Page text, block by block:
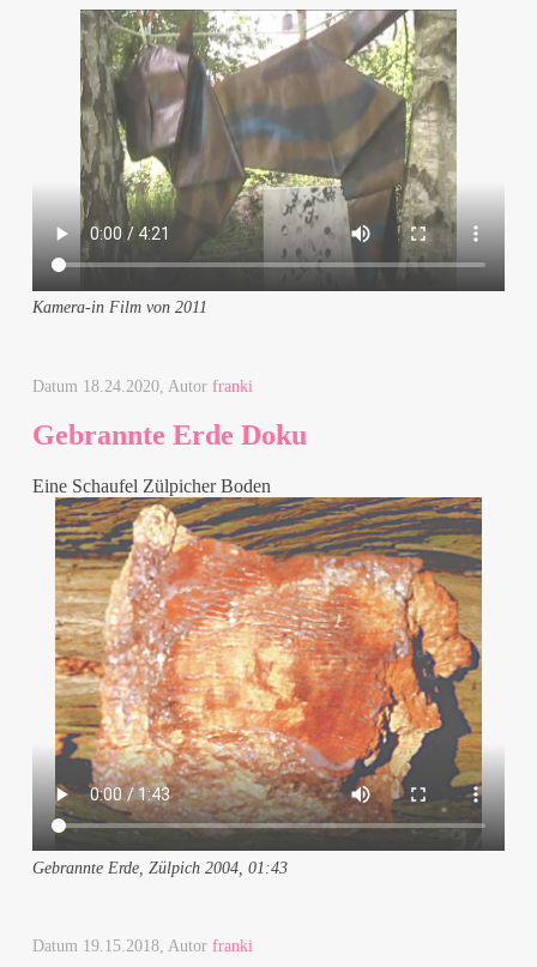
Kamera-in Film von 2011
Datum 18.24.2020 , Autorfranki
Gebrannte Erde Doku
Eine Schaufel Zülpicher Boden
Gebrannte Erde, Zülpich 2004, 01:43
Datum 19.15.2018, Autorfranki